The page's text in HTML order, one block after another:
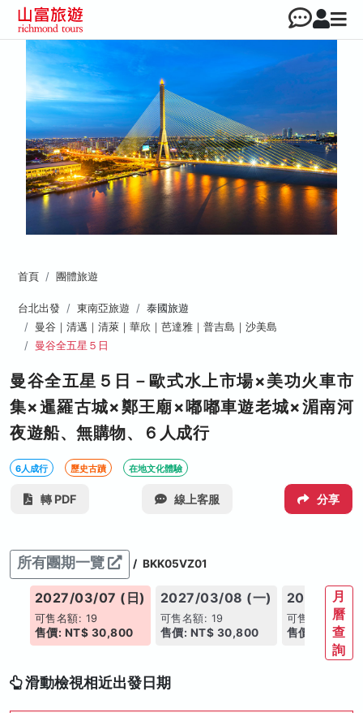
首頁 團體旅遊
台北出發 東南亞旅遊
泰國旅遊
曼谷｜清邁｜清萊｜華欣｜芭達雅｜普吉島｜沙美島
曼谷全五星５日
曼谷全五星５日－歐式水上市場×美功火車市
集×暹羅古城×鄭王廟×嘟嘟車遊老城×湄南河
夜遊船、無購物、６人成行
6人成行 歷史古蹟 在地文化體驗
轉 PDF 線上客服 分享
所有團期一覽 / BKK05VZ01
2027/03/07 (日)
可售名額: 19
售價: NT$ 30,800
2027/03/08 (一)
可售名額: 19
售價: NT$ 30,800
2027/03/
可售名額: 19
售價: NT$
月
曆
查
詢
滑動檢視相近出發日期